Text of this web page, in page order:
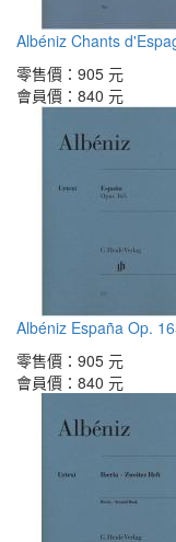
Albéniz Chants
零售價： 905 元
會員價： 840 元
Albéniz España Op.
零售價： 905 元
會員價： 840 元